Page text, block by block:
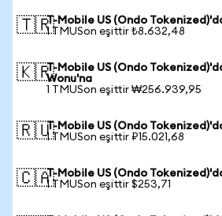
🇹🇷T-Mobile US (Ondo
1 TMUSon eşittir ₺8.632,48
🇰🇷T-Mobile US (Ondo
Wonu'na
1 TMUSon eşittir ₩256.939,95
🇷🇺T-Mobile US (Ondo
1 TMUSon eşittir ₽15.021,68
🇨🇦T-Mobile US (Ondo
1 TMUSon eşittir $253,71